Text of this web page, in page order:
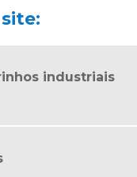
industriais